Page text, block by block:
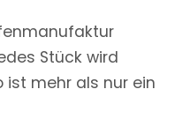
Stück wird
ist mehr als nur ein